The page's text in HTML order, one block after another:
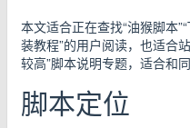
本文适合正在查找“油猴脚本
装教程”的用户阅读，也适合
较高”脚本说明专题，适合和
脚本定位